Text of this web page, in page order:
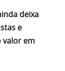
deixa
e
valor em